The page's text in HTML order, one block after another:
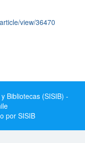
view/36470
Bibliotecas (SISIB) -
por SISIB